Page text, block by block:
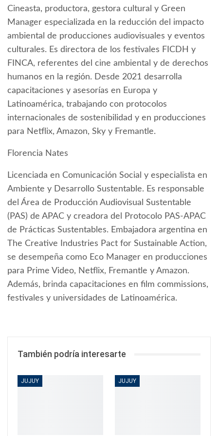
Cineasta, productora, gestora cultural y Green
Manager especializada en la reducción del impacto
ambiental de producciones audiovisuales y eventos
culturales. Es directora de los festivales FICDH y
FINCA, referentes del cine ambiental y de derechos
humanos en la región. Desde 2021 desarrolla
capacitaciones y asesorías en Europa y
Latinoamérica, trabajando con protocolos
internacionales de sostenibilidad y en producciones
para Netflix, Amazon, Sky y Fremantle.
Florencia Nates
Licenciada en Comunicación Social y especialista en
Ambiente y Desarrollo Sustentable. Es responsable
del Área de Producción Audiovisual Sustentable
(PAS) de APAC y creadora del Protocolo PAS-APAC
de Prácticas Sustentables. Embajadora argentina en
The Creative Industries Pact for Sustainable Action,
se desempeña como Eco Manager en producciones
para Prime Video, Netflix, Fremantle y Amazon.
Además, brinda capacitaciones en film commissions,
festivales y universidades de Latinoamérica.
También podría interesarte
JUJUY JUJUY